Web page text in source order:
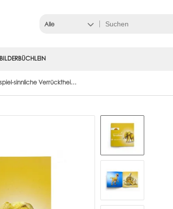
Alle
BILDERBÜCHLEIN
spiel-sinnliche Verrücktheiten Ausgabe 4